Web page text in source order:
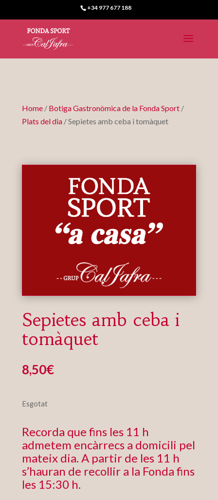
+34 977 677 188
Home/ Botiga Gastronòmica de la Fonda Sport/
Plats del dia/ Sepietes amb ceba i tomàquet
Sepietes amb ceba i
tomàquet
8,50€
Esgotat
Recorda que fins les 11 h
admetem encàrrecs a domicili pel
mateix dia. A partir de les 11 h
s’hauran de recollir a la Fonda fins
les 15:30 h.